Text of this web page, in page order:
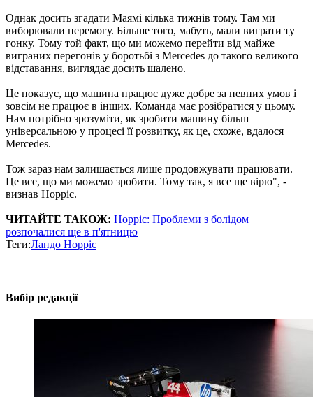
Однак досить згадати Маямі кілька тижнів тому. Там ми
виборювали перемогу. Більше того, мабуть, мали виграти ту
гонку. Тому той факт, що ми можемо перейти від майже
виграних перегонів у боротьбі з Mercedes до такого великого
відставання, виглядає досить шалено.
Це показує, що машина працює дуже добре за певних умов і
зовсім не працює в інших. Команда має розібратися у цьому.
Нам потрібно зрозуміти, як зробити машину більш
універсальною у процесі її розвитку, як це, схоже, вдалося
Mercedes.
Тож зараз нам залишається лише продовжувати працювати.
Це все, що ми можемо зробити. Тому так, я все ще вірю", -
визнав Норріс.
ЧИТАЙТЕ ТАКОЖ: Норріс: Проблеми з болідом
розпочалися ще в п'ятницю
Теги:Ландо Норріс
Вибір редакції